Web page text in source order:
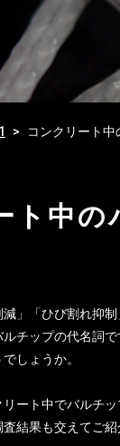
コンクリート中
ト中の
」「ひび割れ抑制
チップの代名詞で
しょうか。
ート中でバルチッ
結果も交えてご紹